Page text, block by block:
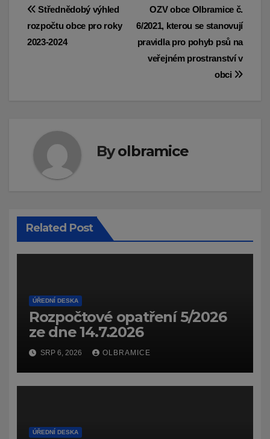
Navigace
pro
OZV obce Olbramice č.
6/2021, kterou se stanovují
pravidla pro pohyb psů na
veřejném prostranství v
obci
Střednědobý výhled
rozpočtu obce pro roky
2023-2024
Byolbramice
Related Post
ÚŘEDNÍ DESKA
Rozpočtové opatření 5/2026
ze dne 14.7.2026
SRP 6, 2026 OLBRAMICE
ÚŘEDNÍ DESKA